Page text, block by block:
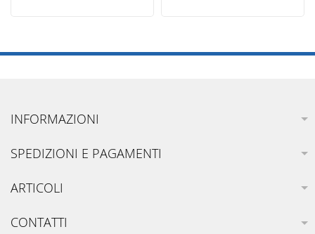
INFORMAZIONI
SPEDIZIONI E PAGAMENTI
ARTICOLI
CONTATTI